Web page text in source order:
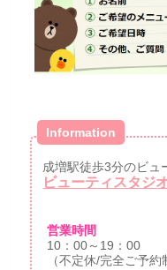
Information
成増駅徒歩3分のビュ
ビューティスタジ
営業時間
10：00～19：00
（不定休/完全ご予約